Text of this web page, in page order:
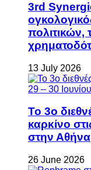
3rd
πολιτικών,
13 July 2026
Το 3ο
καρκίνο
στην Αθήνα
26 June 2026